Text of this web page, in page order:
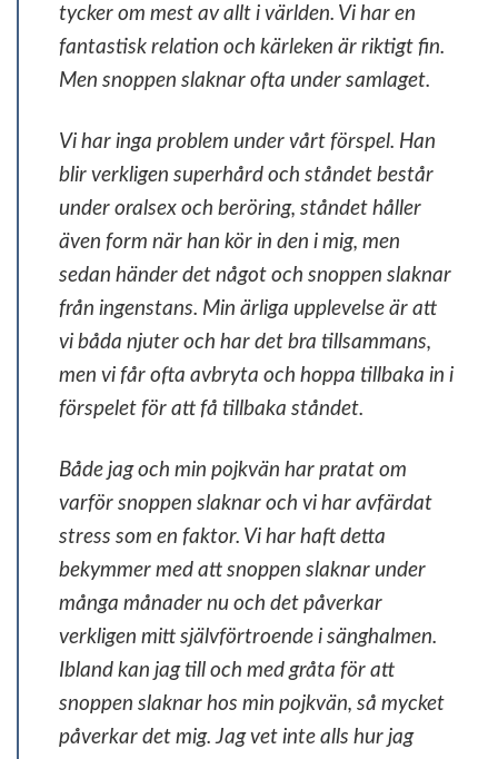
tycker om mest av allt i världen. Vi har en
fantastisk relation och kärleken är riktigt fin.
Men snoppen slaknar ofta under samlaget.
Vi har inga problem under vårt förspel. Han
blir verkligen superhård och ståndet består
under oralsex och beröring, ståndet håller
även form när han kör in den i mig, men
sedan händer det något och snoppen slaknar
från ingenstans. Min ärliga upplevelse är att
vi båda njuter och har det bra tillsammans,
men vi får ofta avbryta och hoppa tillbaka in i
förspelet för att få tillbaka ståndet.
Både jag och min pojkvän har pratat om
varför snoppen slaknar och vi har avfärdat
stress som en faktor. Vi har haft detta
bekymmer med att snoppen slaknar under
många månader nu och det påverkar
verkligen mitt självförtroende i sänghalmen.
Ibland kan jag till och med gråta för att
snoppen slaknar hos min pojkvän, så mycket
påverkar det mig. Jag vet inte alls hur jag